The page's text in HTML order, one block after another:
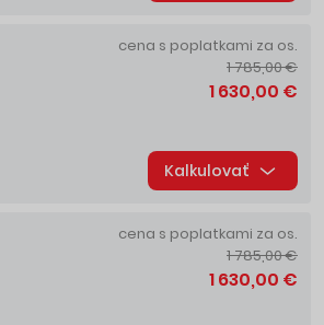
cena s poplatkami za os.
1 785,00 €
1 630,00 €
Kalkulovať
cena s poplatkami za os.
1 785,00 €
1 630,00 €